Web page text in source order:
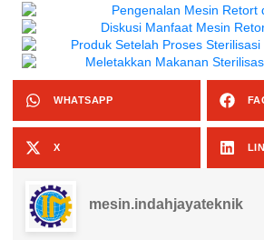
WHATSAPP
X
mesin.indahjayateknik